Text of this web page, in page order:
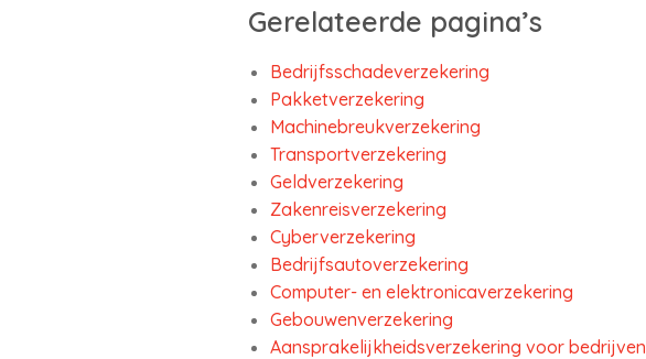
Gerelateerde pagina’s
Bedrijfsschadeverzekering
Pakketverzekering
Machinebreukverzekering
Transportverzekering
Geldverzekering
Zakenreisverzekering
Cyberverzekering
Bedrijfsautoverzekering
Computer- en elektronicaverzekering
Gebouwenverzekering
Aansprakelijkheidsverzekering voor bedrijven